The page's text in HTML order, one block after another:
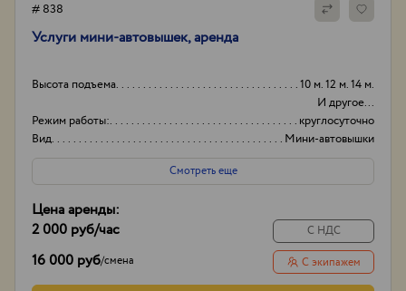
# 838
Услуги мини-автовышек, аренда
Высота подъема
10 м. 12 м. 14 м.
И другое...
Режим работы:
круглосуточно
Вид
Мини-автовышки
Высота вышки
15
Смотреть еще
Цена аренды:
2 000 руб/час
16 000 руб/смена
С НДС
С экипажем